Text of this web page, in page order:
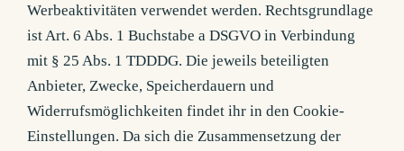
Werbeaktivitäten verwendet werden. Rechtsgrundlage
ist Art. 6 Abs. 1 Buchstabe a DSGVO in Verbindung
mit § 25 Abs. 1 TDDDG. Die jeweils beteiligten
Anbieter, Zwecke, Speicherdauern und
Widerrufsmöglichkeiten findet ihr in den Cookie-
Einstellungen. Da sich die Zusammensetzung der